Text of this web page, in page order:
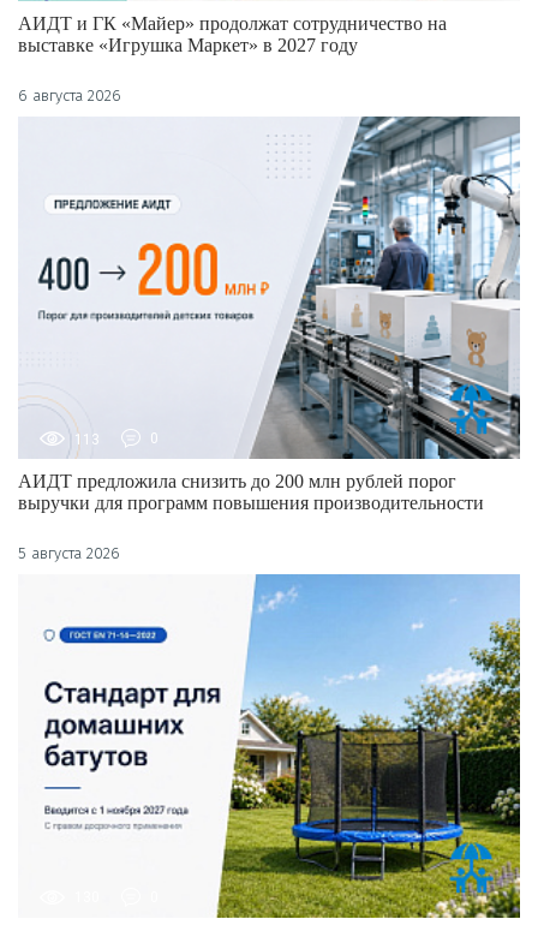
АИДТ и ГК «Майер» продолжат сотрудничество на
выставке «Игрушка Маркет» в 2027 году
6 августа 2026
113 0
АИДТ предложила снизить до 200 млн рублей порог
выручки для программ повышения производительности
5 августа 2026